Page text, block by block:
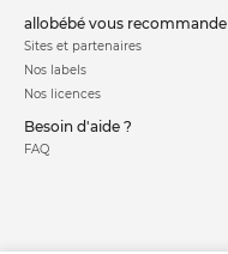
allobébé vous recommande
Sites et partenaires
Nos labels
Nos licences
Besoin d'aide ?
FAQ